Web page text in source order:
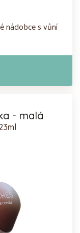
nádobce s vůní
- malá